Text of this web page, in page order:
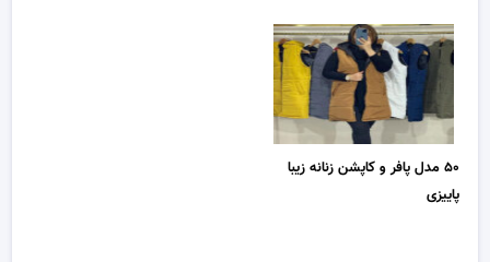
۵۰ مدل پافر و کاپشن زنانه زیبا
پاییزی